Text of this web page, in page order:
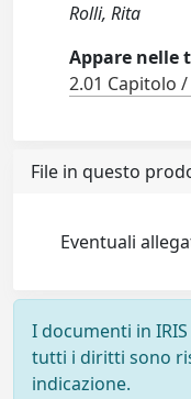
Rolli, Rita
Appare nelle
2.01 Capitolo
File in questo
Eventuali
I documenti in
tutti i diritti sono
indicazione.